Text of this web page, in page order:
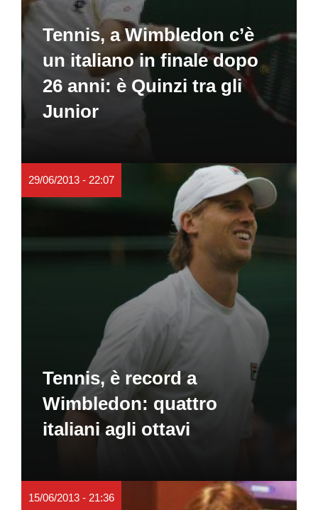
Tennis, a Wimbledon c’è
un italiano in finale dopo
26 anni: è Quinzi tra gli
Junior
29/06/2013 - 22:07
Tennis, è record a
Wimbledon: quattro
italiani agli ottavi
15/06/2013 - 21:36